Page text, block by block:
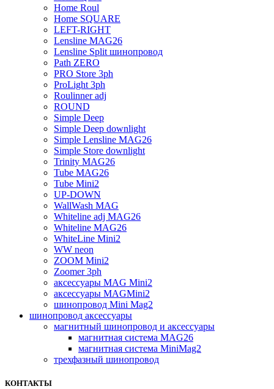
Home Roul
Home SQUARE
LEFT-RIGHT
Lensline MAG26
Lensline Split шинопровод
Path ZERO
PRO Store 3ph
ProLight 3ph
Roulinner adj
ROUND
Simple Deep
Simple Deep downlight
Simple Lensline MAG26
Simple Store downlight
Trinity MAG26
Tube MAG26
Tube Mini2
UP-DOWN
WallWash MAG
Whiteline adj MAG26
Whiteline MAG26
WhiteLine Mini2
WW neon
ZOOM Mini2
Zoomer 3ph
аксессуары MAG Mini2
аксессуары MAGMini2
шинопровод Mini Mag2
шинопровод аксессуары
магнитный шинопровод и аксессуары
магнитная система MAG26
магнитная система MiniMag2
трехфазный шинопровод
КОНТАКТЫ